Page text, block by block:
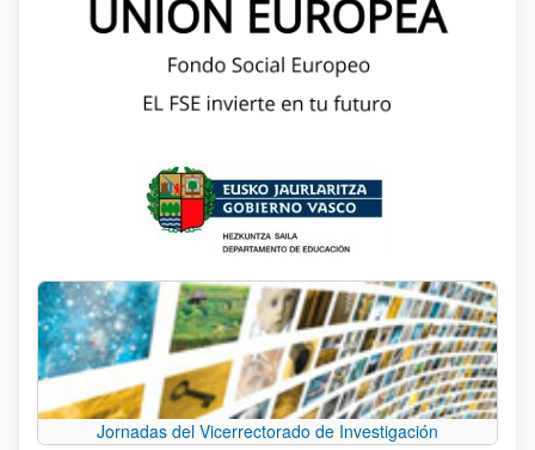
Jornadas del Vicerrectorado de Investigación